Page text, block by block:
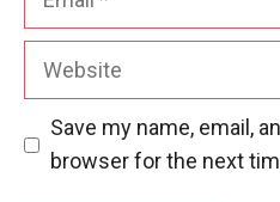
Website
Save my name, email,
browser for the next